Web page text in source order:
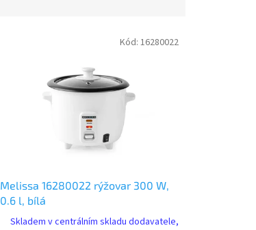
Melissa 16280022 rýžovar 300 W,
0.6 l, bílá
Skladem v centrálním skladu dodavatele,
Kód: 16280022